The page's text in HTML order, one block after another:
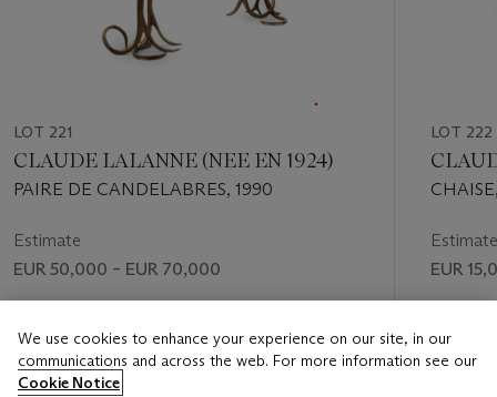
LOT 221
CLAUDE LALANNE (NEE EN 1924)
PAIRE DE CANDELABRES, 1990
Estimate
EUR 50,000 – EUR 70,000
EUR 253,000
LOT 222
Estimate
EUR
EUR
We use cookies to enhance your experience on our site, in our
communications and across the web. For more information see our
Cookie Notice